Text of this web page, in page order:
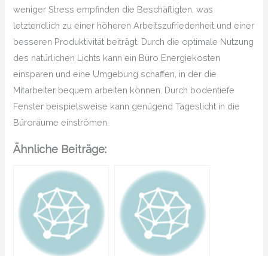
weniger Stress empfinden die Beschäftigten, was
letztendlich zu einer höheren Arbeitszufriedenheit und einer
besseren Produktivität beiträgt. Durch die optimale Nutzung
des natürlichen Lichts kann ein Büro Energiekosten
einsparen und eine Umgebung schaffen, in der die
Mitarbeiter bequem arbeiten können. Durch bodentiefe
Fenster beispielsweise kann genügend Tageslicht in die
Büroräume einströmen.
Ähnliche Beiträge: